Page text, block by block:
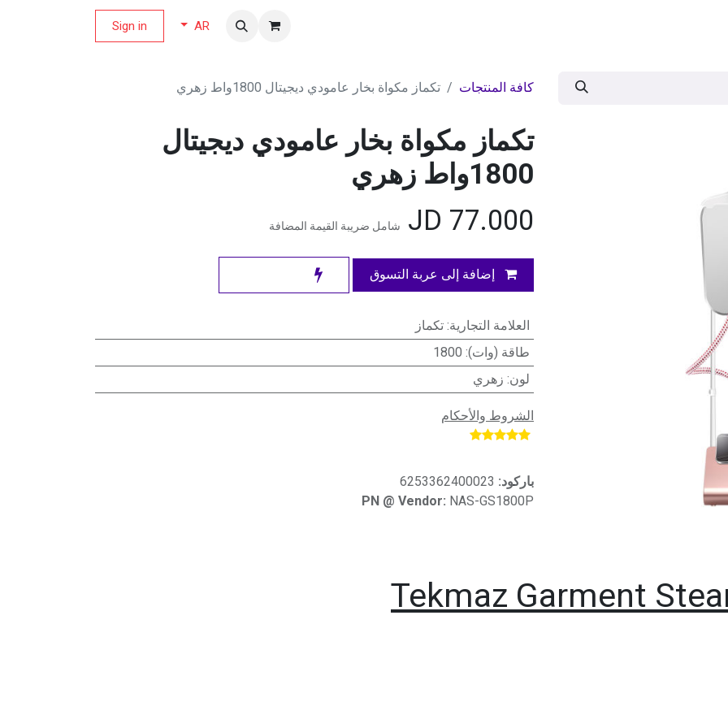
AR
Sign in
كافة المنتجات تكماز مكواة بخار عامودي ديجيتال 1800واط زهري
تكماز مكواة بخار عامودي ديجيتال
1800واط زهري
77.000
شامل ضريبة القيمة المضافة
إضافة إلى عربة التسوق
العلامة التجارية: تكماز
طاقة (وات):
1800
لون: زهري
الشروط والأحكام
باركود: 6253362400023
PN @ Vendor: NAS-GS1800P
Tekmaz Garment